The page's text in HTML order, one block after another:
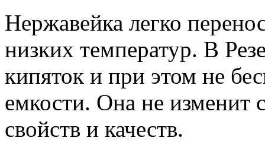
Нержавейка легко
низких температур. В
кипяток и при этом не
емкости. Она не изменит
свойств и качеств.